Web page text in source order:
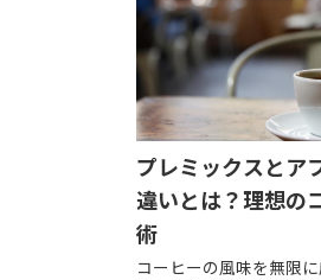
プレミックスとア
違いとは？理想の
術
コーヒーの風味を無限